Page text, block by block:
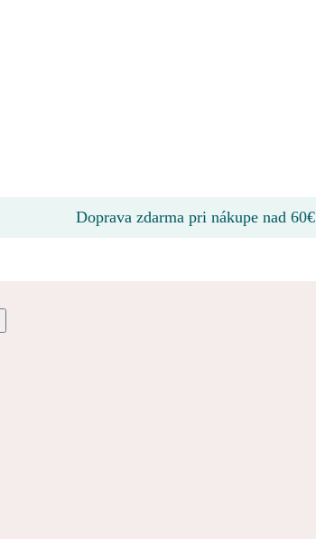
Doprava zdarma pri nákupe nad 60€